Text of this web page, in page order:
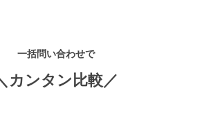
一括問い合わせで
カンタン比較／